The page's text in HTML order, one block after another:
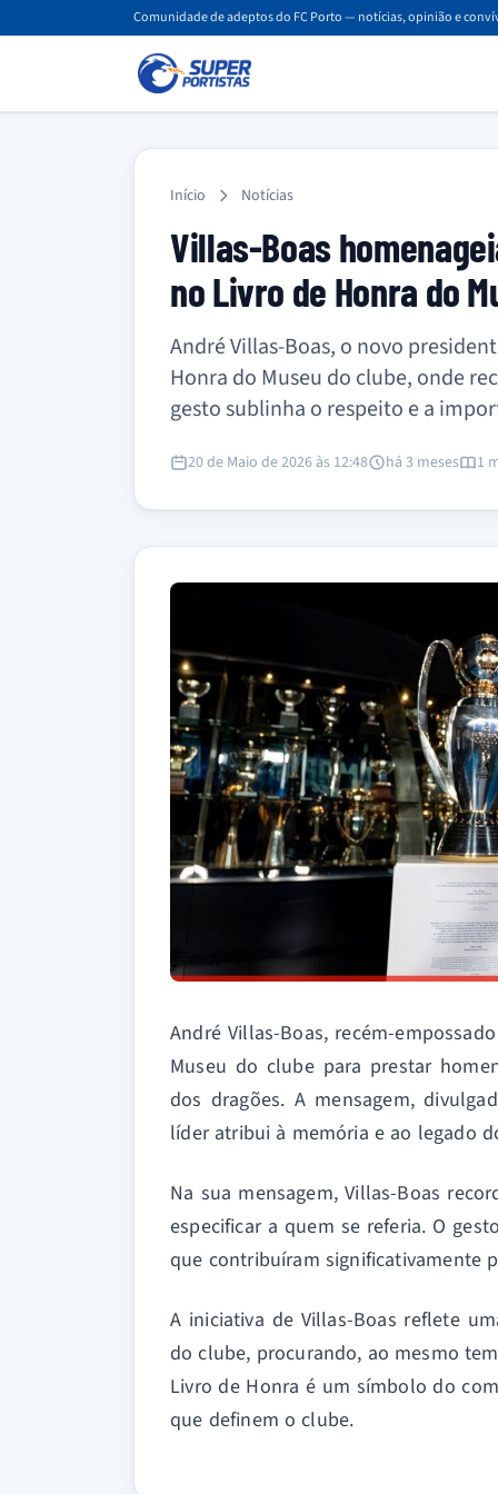
Comunidade de adeptos do FC Porto — notícias, opinião e
Início Notícias
Villas-Boas
no Livro de Honra do
André Villas-Boas, o novo
Honra do Museu do clube, onde
gesto sublinha o respeito e a
20 de Maio de 2026 às 12:48 há 3 meses 1
André Villas-Boas, recém-
Museu do clube para prestar
dos dragões. A mensagem,
líder atribui à memória e ao legado
Na sua mensagem, Villas-Boas
especificar a quem se referia. O
que contribuíram significativamente
A iniciativa de Villas-Boas reflete
do clube, procurando, ao mesmo
Livro de Honra é um símbolo do
que definem o clube.